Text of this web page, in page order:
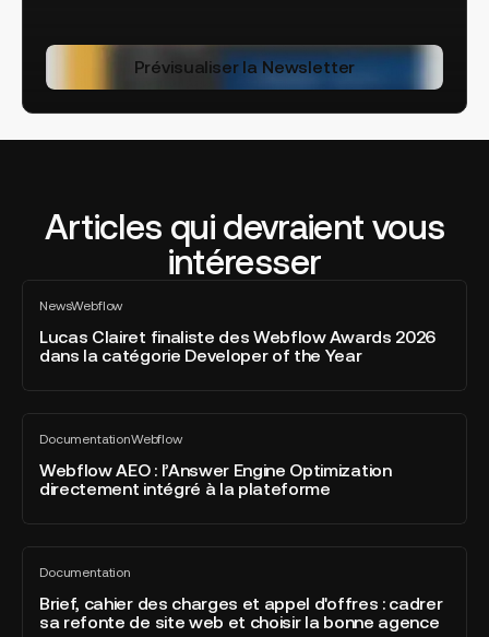
Prévisualiser la Newsletter
Articles qui devraient vous
intéresser
NewsWebflow
Tout
voir
Lucas Clairet finaliste des Webflow Awards 2026
dans la catégorie Developer of the Year
Lucas
Clairet
finaliste
des
dans
catégorie
Developer
of
the
DocumentationWebflow
Tout
voir
Webflow AEO : l’Answer Engine Optimization
directement intégré à la plateforme
Webflow
AEO
l’Answer
intégré
Documentation
Tout
voir
Brief, cahier des charges et appel d'offres : cadrer
sa refonte de site web et choisir la bonne agence
Brief,
cahier
des
charges